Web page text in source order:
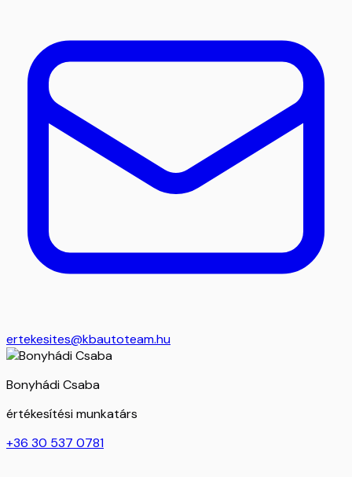
ertekesites@kbautoteam.hu
Bonyhádi Csaba
értékesítési munkatárs
+36 30 537 0781